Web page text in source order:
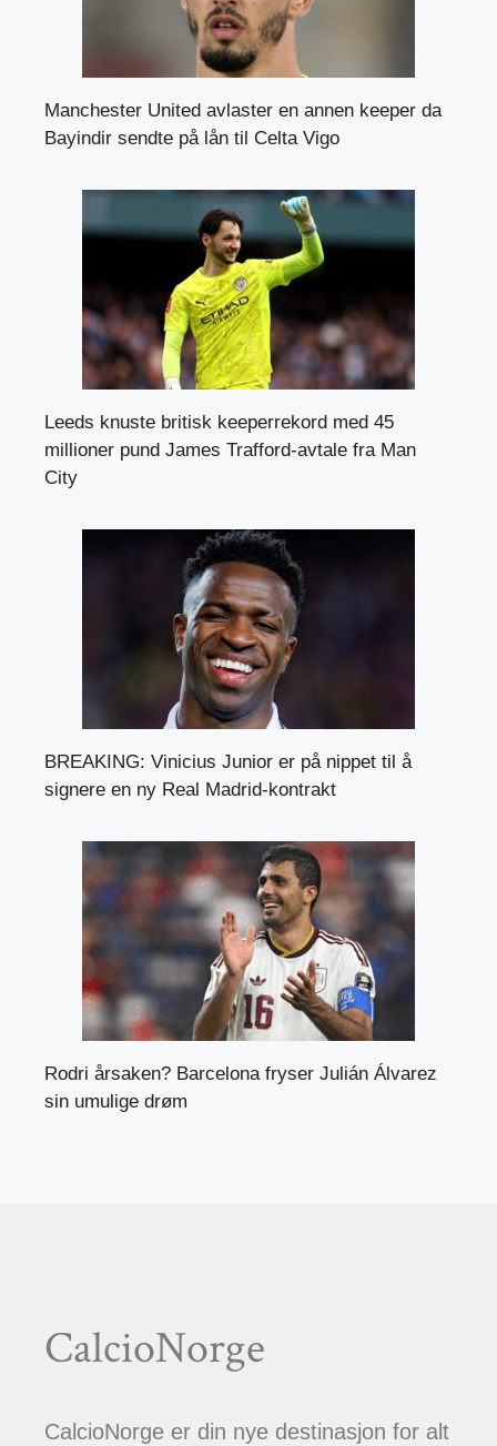
Manchester United avlaster en annen keeper da
Bayindir sendte på lån til Celta Vigo
Leeds knuste britisk keeperrekord med 45
millioner pund James Trafford-avtale fra Man
City
BREAKING: Vinicius Junior er på nippet til å
signere en ny Real Madrid-kontrakt
Rodri årsaken? Barcelona fryser Julián Álvarez
sin umulige drøm
CalcioNorge
CalcioNorge er din nye destinasjon for alt